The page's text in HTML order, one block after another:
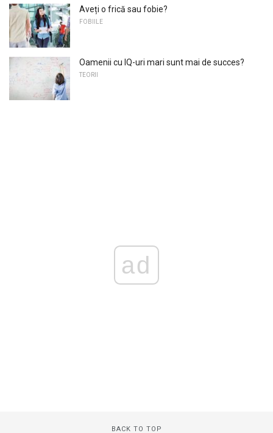
Aveți o frică sau fobie?
FOBIILE
Oamenii cu IQ-uri mari sunt mai de succes?
TEORII
ad
BACK TO TOP